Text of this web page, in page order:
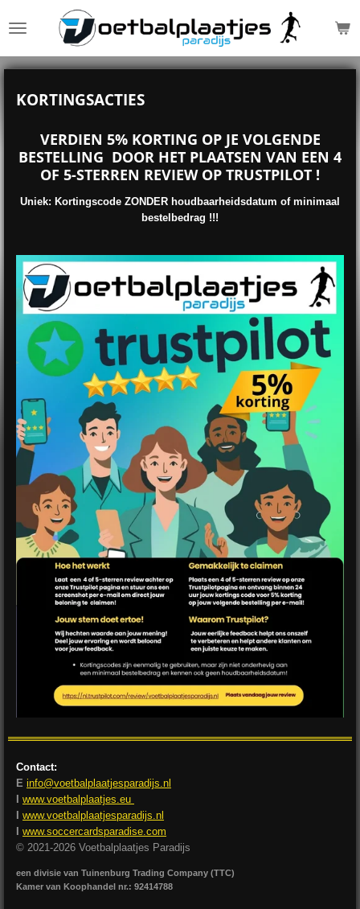
direct
de
KORTINGSACTIES
VERDIEN 5% KORTING OP JE VOLGENDE
BESTELLING DOOR HET PLAATSEN VAN EEN 4
OF 5-STERREN REVIEW OP TRUSTPILOT !
Uniek: Kortingscode ZONDER houdbaarheidsdatum of minimaal
bestelbedrag !!!
Contact:
E info@voetbalplaatjesparadijs.nl
www.voetbalplaatjes.eu
www.voetbalplaatjesparadijs.nl
www.soccercardsparadise.com
© 2021-2026 Voetbalplaatjes Paradijs
een divisie van Tuinenburg Trading Company (TTC)
Kamer van Koophandel nr.: 92414788